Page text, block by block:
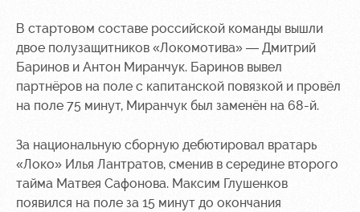
Аренда
полей
Аренда
площадей
дворец
Занятия
спортом
поступить
Руководство
Академии
«Локомотив»
Заставки
Программа
лояльности
Карта
болельщика
Парковка
В стартовом составе российской команды вышли
двое полузащитников «Локомотива» — Дмитрий
Баринов и Антон Миранчук. Баринов вывел
партнёров на поле с капитанской повязкой и провёл
на поле 75 минут, Миранчук был заменён на 68-й.
За национальную сборную дебютировал вратарь
«Локо» Илья Лантратов, сменив в середине второго
тайма Матвея Сафонова. Максим Глушенков
появился на поле за 15 минут до окончания